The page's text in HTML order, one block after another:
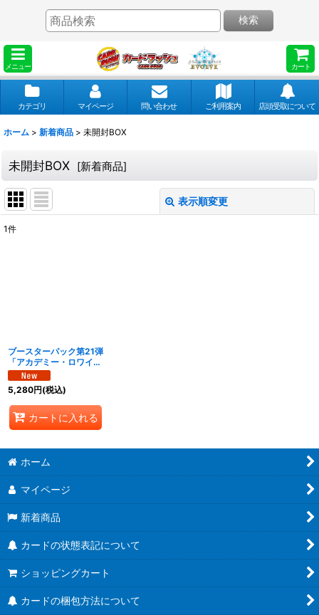
メニュー カート
検索
カテゴリ マイページ 問い合わせ ご利用案内 店頭受取について
ホーム > 新着商品 > 未開封BOX
未開封BOX [新着商品]
表示順変更
1件
ブースターパック第21弾
「アカデミー・ロワイヤ
ル」【未開封BOX】{-}
《-》
5,280円(税込)
カートに入れる
ホーム
マイページ
新着商品
カードの状態表記について
ショッピングカート
カードの梱包方法について